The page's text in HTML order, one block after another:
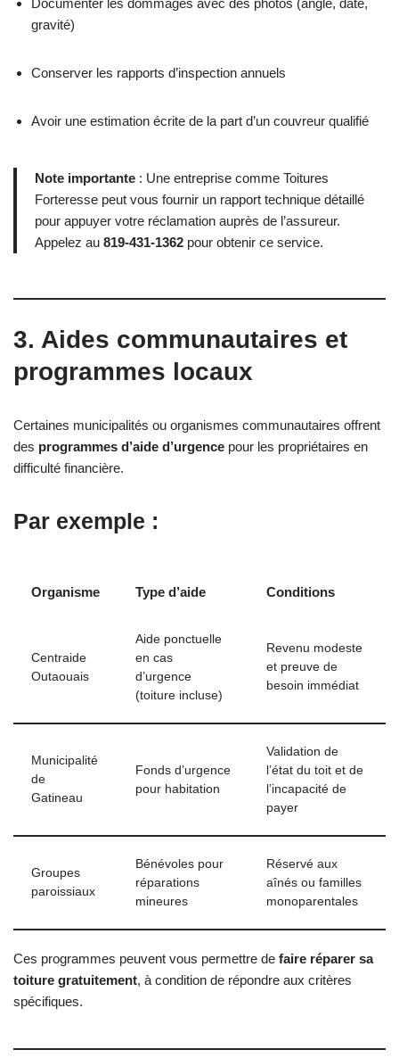
gravité)
Conserver les rapports d’inspection annuels
Avoir une estimation écrite de la part d’un couvreur qualifié
Note importante : Une entreprise comme Toitures
Forteresse peut vous fournir un rapport technique détaillé
pour appuyer votre réclamation auprès de l’assureur.
Appelez au 819-431-1362 pour obtenir ce service.
3. Aides communautaires et
programmes locaux
Certaines municipalités ou organismes communautaires offrent
des programmes d’aide d’urgence pour les propriétaires en
difficulté financière.
Par exemple :
Organisme Type d’aide Conditions
Centraide
Outaouais
Aide ponctuelle
en cas
d’urgence
(toiture incluse)
Revenu modeste
et preuve de
besoin immédiat
Municipalité
de
Gatineau
Fonds d’urgence
pour habitation
Validation de
l’état du toit et de
l’incapacité de
payer
Groupes
paroissiaux
Bénévoles pour
réparations
mineures
Réservé aux
aînés ou familles
monoparentales
Ces programmes peuvent vous permettre de faire réparer sa
toiture gratuitement, à condition de répondre aux critères
spécifiques.